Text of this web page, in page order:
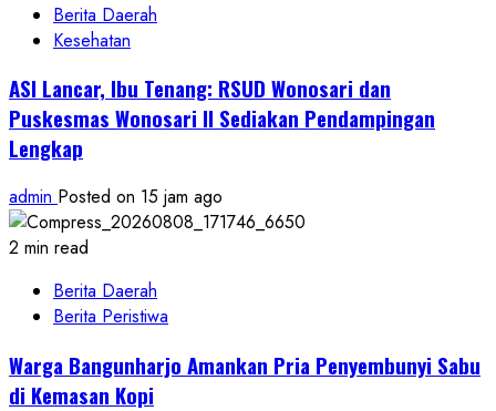
Berita Daerah
Kesehatan
ASI Lancar, Ibu Tenang: RSUD Wonosari dan
Puskesmas Wonosari II Sediakan Pendampingan
Lengkap
admin Posted on 15 jam ago
2 min read
Berita Daerah
Berita Peristiwa
Warga Bangunharjo Amankan Pria Penyembunyi Sabu
di Kemasan Kopi